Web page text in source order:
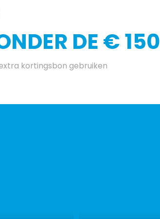
DE € 150
kortingsbon gebruiken